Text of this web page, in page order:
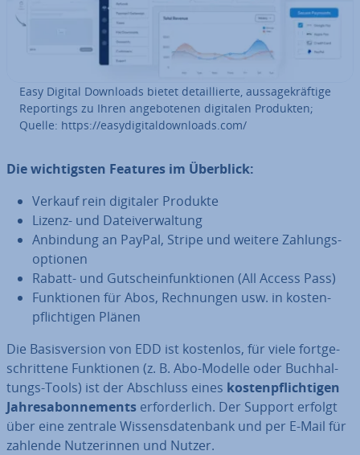
Easy Digital Downloads bietet de­tail­lier­te, aus­sa­ge­kräf­ti­ge
Re­portings zu Ihren an­ge­bo­te­nen digitalen Produkten;
Quelle: https://ea­sy­di­gi­tal­down­loads.com/
Die wich­tigs­ten Features im Überblick:
Verkauf rein digitaler Produkte
Lizenz- und Da­tei­ver­wal­tung
Anbindung an PayPal, Stripe und weitere Zah­lungs­
op­tio­nen
Rabatt- und Gut­schein­funk­tio­nen (All Access Pass)
Funk­tio­nen für Abos, Rech­nun­gen usw. in kos­ten­
pflich­ti­gen Plänen
Die Ba­sis­ver­si­on von EDD ist kostenlos, für viele fort­ge­
schrit­te­ne Funk­tio­nen (z. B. Abo-Modelle oder Buch­hal­
tungs-Tools) ist der Abschluss eines kos­ten­pflich­ti­gen
Jah­res­abon­ne­ments er­for­der­lich. Der Support erfolgt
über eine zentrale Wis­sens­da­ten­bank und per E-Mail für
zahlende Nut­ze­rin­nen und Nutzer.